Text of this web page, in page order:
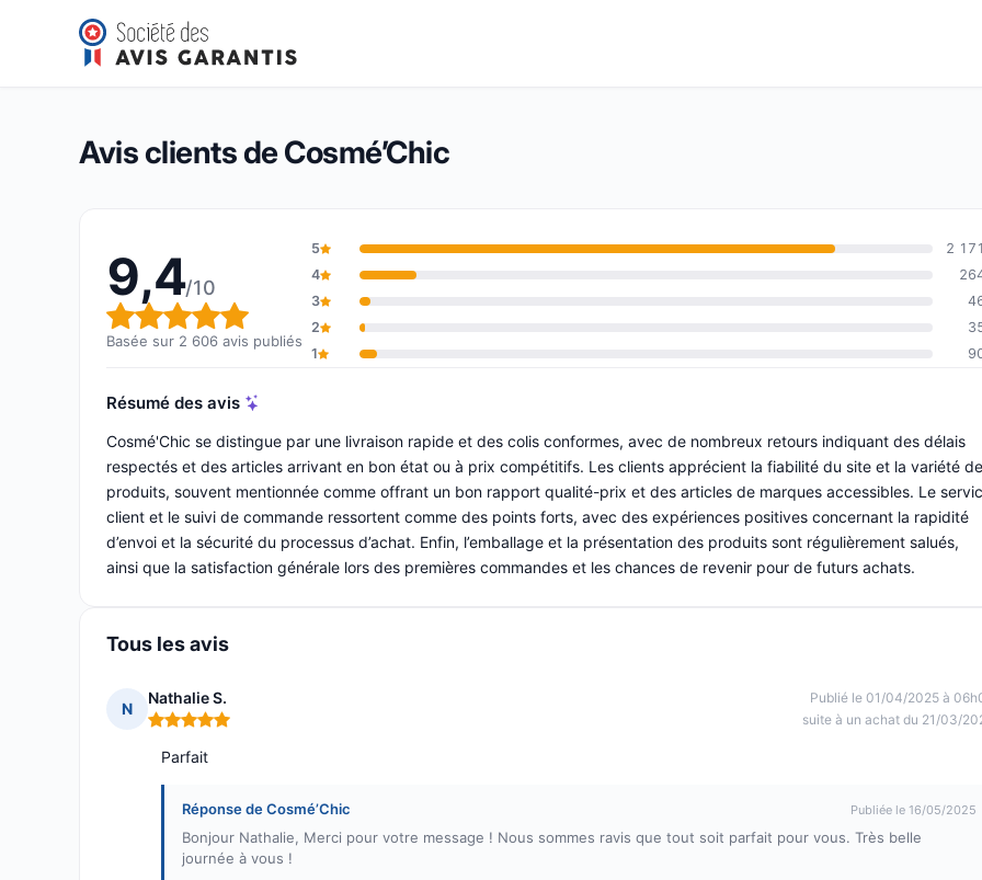
Cosmé’Chic
Note globale : 9,4 sur 10
9,4/10(2 606 avis)
Avis clients de Cosmé’Chic
9,4/10
Note globale : 9,4 sur 10
Basée sur 2 606 avis publiés
5
2 171
4
3
2
1
Résumé des avis
Cosmé'Chic se distingue par une livraison rapide et des colis conformes, avec de nombreux retours indiquant des délais
respectés et des articles arrivant en bon état ou à prix compétitifs. Les clients apprécient la fiabilité du site et la variété
produits, souvent mentionnée comme offrant un bon rapport qualité-prix et des articles de marques accessibles. Le
client et le suivi de commande ressortent comme des points forts, avec des expériences positives concernant la rapidité
d’envoi et la sécurité du processus d’achat. Enfin, l’emballage et la présentation des produits sont régulièrement salués,
ainsi que la satisfaction générale lors des premières commandes et les chances de revenir pour de futurs achats.
Tous les avis
N
Nathalie S.
Note : 5 sur 5
Publié le 01/04/2025 à
suite à un achat du 21/03/
Parfait
Réponse de Cosmé’Chic Publiée le 16/05/2025
Bonjour Nathalie, Merci pour votre message ! Nous sommes ravis que tout soit parfait pour vous. Très belle
journée à vous !